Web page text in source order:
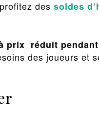
des soldes
prix réduit
des joueurs et